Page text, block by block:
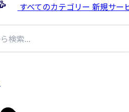
すべてのカテゴリー 新規サー